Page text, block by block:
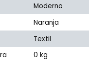
Moderno
Naranja
Textil
0 kg